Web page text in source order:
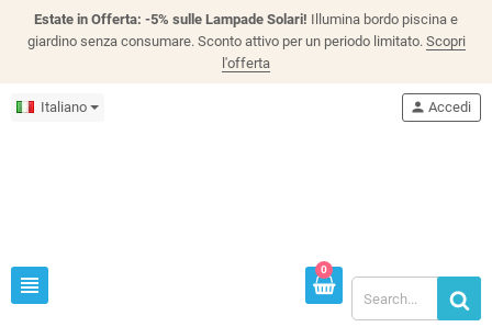
Estate in Offerta: -5% sulle Lampade Solari! Illumina bordo piscina e
giardino senza consumare. Sconto attivo per un periodo limitato. Scopri
l'offerta
Italiano
view_headline
person Accedi
0